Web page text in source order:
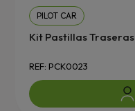
PILOT CAR
Kit Pastillas Traseras
REF: PCK0023